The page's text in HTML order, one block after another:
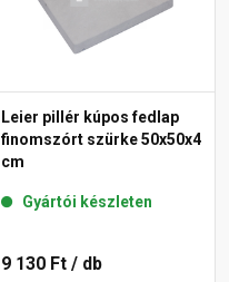
Leier pillér kúpos fedlap
finomszórt szürke 50x50x4
cm
Gyártói készleten
9 130 Ft / db